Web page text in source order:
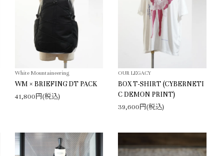
White Mountaineering
WM × BRIEFING DT PACK
41,800円(税込)
OUR LEGACY
BOX T-SHIRT (CYBERNETI
C DEMON PRINT)
39,600円(税込)